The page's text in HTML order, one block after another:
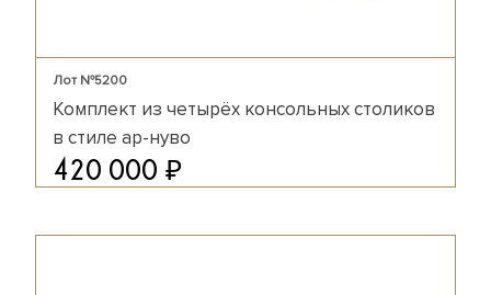
Лот №5200
Комплект из четырёх консольных столиков
в стиле ар-нуво
420 000 ₽